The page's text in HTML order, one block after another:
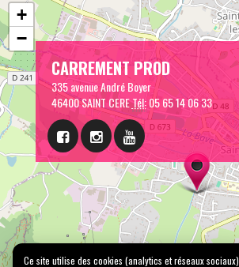
CARREMENT PROD
335 avenue André Boyer
46400 SAINT CERETél:05 65 14 06 33
+
−
Ce site utilise des cookies (analytics et réseaux sociaux)